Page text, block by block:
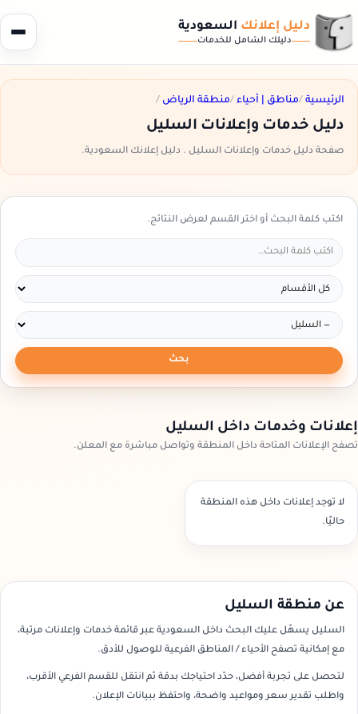
دليل إعلانك السعودية
دليلك الشامل للخدمات
الرئيسية /مناطق | أحياء /منطقة الرياض /
دليل خدمات وإعلانات السليل
صفحة دليل خدمات وإعلانات السليل . دليل إعلانك السعودية.
اكتب كلمة البحث أو اختر القسم لعرض النتائج.
بحث
إعلانات وخدمات داخل السليل
تصفح الإعلانات المتاحة داخل المنطقة وتواصل مباشرة مع المعلن.
لا توجد إعلانات داخل هذه المنطقة
حاليًا.
عن منطقة السليل
السليل يسهّل عليك البحث داخل السعودية عبر قائمة خدمات وإعلانات مرتبة،
مع إمكانية تصفح الأحياء / المناطق الفرعية للوصول للأدق.
لتحصل على تجربة أفضل، حدّد احتياجك بدقة ثم انتقل للقسم الفرعي الأقرب،
واطلب تقدير سعر ومواعيد واضحة، واحتفظ ببيانات الإعلان.